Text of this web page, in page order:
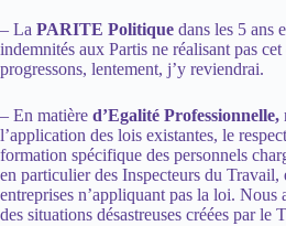
– La PARITE Politique dans les 5 ans
indemnités aux Partis ne réalisant pas
progressons, lentement, j’y reviendrai.
– En matière d’Egalité Professionnelle,
l’application des lois existantes, le
formation spécifique des personnels
en particulier des Inspecteurs du Travail,
entreprises n’appliquant pas la loi. Nous
des situations désastreuses créées par le